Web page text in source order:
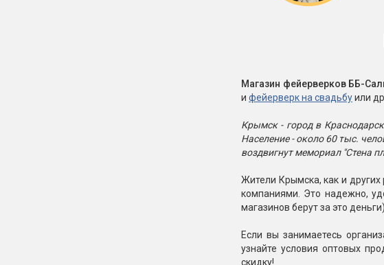
Магазин фейерверков ББ-
и фейерверк на свадьбуили
Крымск - город в
Население - около 60 тыс.
воздвигнут мемориал "Стена
Жители Крымска, как и
компаниями. Это надежно,
магазинов берут за это
Если вы занимаетесь
узнайте условия оптовых
скидку!